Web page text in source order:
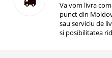
Va vom livra
punct din
sau serviciu de
si posibilitatea